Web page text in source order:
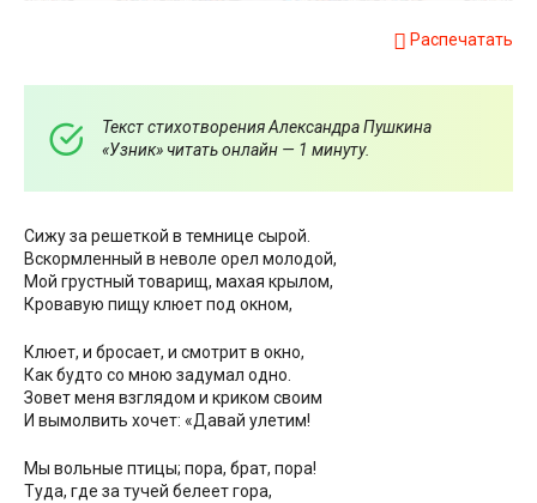
Распечатать
Текст стихотворения Александра Пушкина
«Узник» читать онлайн — 1 минуту.
Сижу за решеткой в темнице сырой.
Вскормленный в неволе орел молодой,
Мой грустный товарищ, махая крылом,
Кровавую пищу клюет под окном,
Клюет, и бросает, и смотрит в окно,
Как будто со мною задумал одно.
Зовет меня взглядом и криком своим
И вымолвить хочет: «Давай улетим!
Мы вольные птицы; пора, брат, пора!
Туда, где за тучей белеет гора,